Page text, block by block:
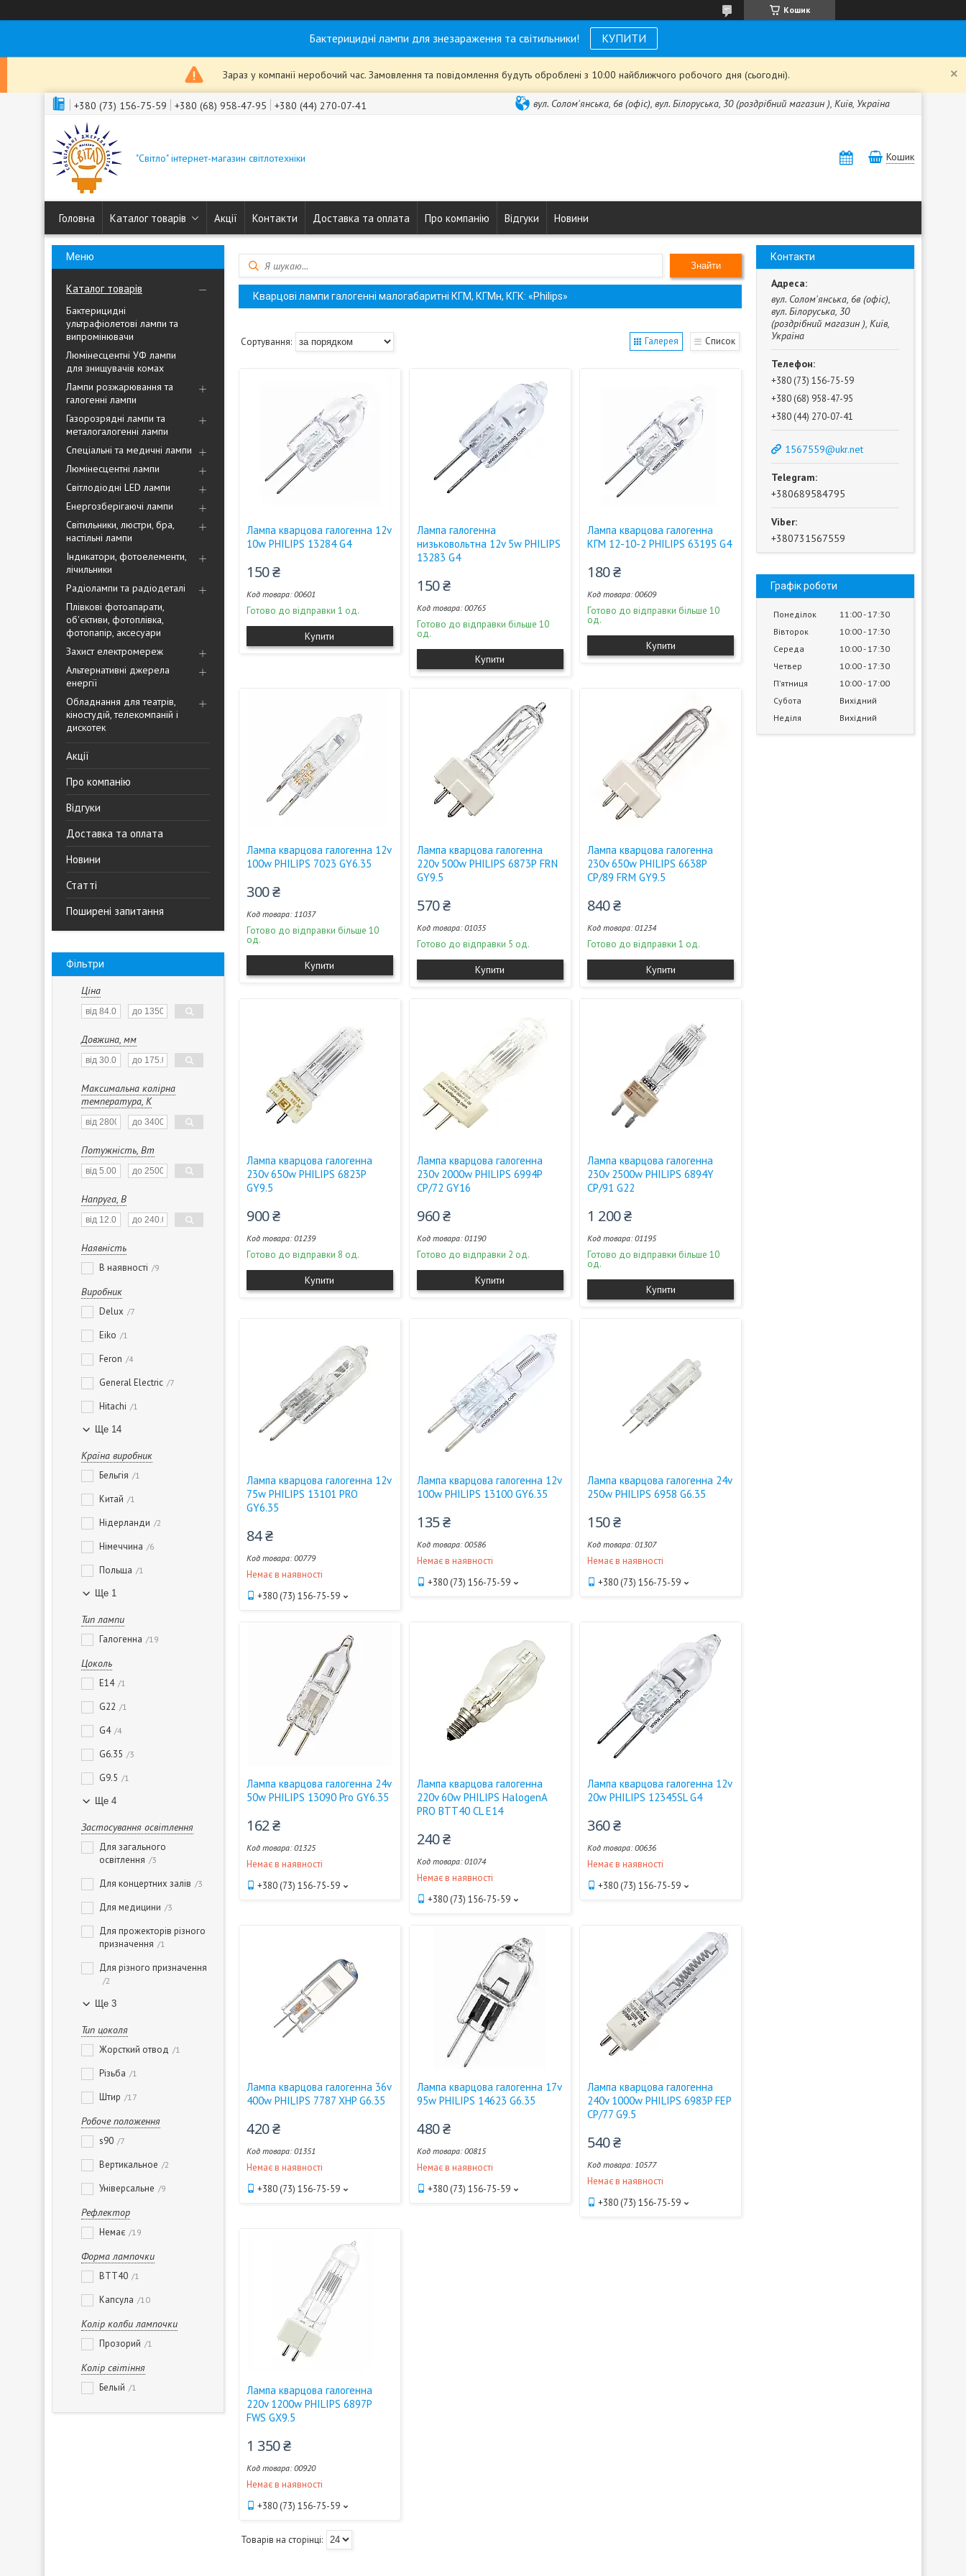
Кошик
Бактерицидні лампи для знезараження та світильники! КУПИТИ
Зараз у компанії неробочий час. Замовлення та повідомлення будуть оброблені з 10:00 найближчого робочого дня (сьогодні).
+380 (73) 156-75-59 +380 (68) 958-47-95 +380 (44) 270-07-41 вул. Солом'янська, 6в (офіс), вул. Білоруська, 30 (роздрібний магазин ), Київ, Україна
"Світло" інтернет-магазин світлотехніки Кошик
Головна Каталог товарів Акції Контакти Доставка та оплата Про компанію Відгуки Новини
Каталог товарів
Бактерицидні
ультрафіолетові лампи та
випромінювачи
Люмінесцентні УФ лампи
для знищувачів комах
Лампи розжарювання та
галогенні лампи
Газорозрядні лампи та
металогалогенні лампи
Спеціальні та медичні лампи
Люмінесцентні лампи
Світлодіодні LED лампи
Енергозберігаючі лампи
Світильники, люстри, бра,
настільні лампи
Індикатори, фотоелементи,
лічильники
Радіолампи та радіодеталі
Плівкові фотоапарати,
об'єктиви, фотоплівка,
фотопапір, аксесуари
Захист електромереж
Альтернативні джерела
енергії
Обладнання для театрів,
кіностудій, телекомпаній і
дискотек
Акції
Про компанію
Відгуки
Доставка та оплата
Новини
Статті
Поширені запитання
Фільтри
Ціна
Довжина, мм
Максимальна колірна
температура, К
Потужність, Вт
Напруга, В
Наявність
В наявності 9
Виробник
Delux 7
Eiko 1
Feron 4
General Electric 7
Hitachi 1
Ще 14
Країна виробник
Бельгія 1
Китай 1
Нідерланди 2
Німеччина 6
Польща 1
Ще 1
Тип лампи
Галогенна 19
Цоколь
E14 1
G22 1
G4 4
G6.35 3
G9.5 1
Ще 4
Застосування освітлення
Для загального
освітлення
3
Для концертних залів 3
Для медицини 3
Для прожекторів різного
призначення
1
Для різного призначення
2
Ще 3
Тип цоколя
Жорсткий отвод 1
Різьба 1
Штир 17
Робоче положення
s90 7
Вертикальное 2
Універсальне 9
Рефлектор
Немає 19
Форма лампочки
BTT40 1
Капсула 10
Колір колби лампочки
Прозорий 1
Колір світіння
Белый 1
Знайти
Кварцові лампи галогенні малогабаритні КГМ, КГМн, КГК: «Philips»
Галерея Список
Лампа кварцова галогенна 12v
10w PHILIPS 13284 G4
150 ₴
00601
Готово до відправки 1 од.
Купити
Лампа галогенна
низьковольтна 12v 5w PHILIPS
13283 G4
150 ₴
00765
Готово до відправки більше 10
од.
Купити
Лампа кварцова галогенна
КГМ 12-10-2 PHILIPS 63195 G4
180 ₴
00609
Готово до відправки більше 10
од.
Купити
Лампа кварцова галогенна 12v
100w PHILIPS 7023 GY6.35
300 ₴
11037
Готово до відправки більше 10
од.
Купити
Лампа кварцова галогенна
220v 500w PHILIPS 6873Р FRN
GY9.5
570 ₴
01035
Готово до відправки 5 од.
Купити
Лампа кварцова галогенна
230v 650w PHILIPS 6638P
CP/89 FRM GY9.5
840 ₴
01234
Готово до відправки 1 од.
Купити
Лампа кварцова галогенна
230v 650w PHILIPS 6823P
GY9.5
900 ₴
01239
Готово до відправки 8 од.
Купити
Лампа кварцова галогенна
230v 2000w PHILIPS 6994Р
CP/72 GY16
960 ₴
01190
Готово до відправки 2 од.
Купити
Лампа кварцова галогенна
230v 2500w PHILIPS 6894Y
CP/91 G22
1 200 ₴
01195
Готово до відправки більше 10
од.
Купити
Лампа кварцова галогенна 12v
75w PHILIPS 13101 PRO
GY6.35
84 ₴
00779
Немає в наявності
+380 (73) 156-75-59
Лампа кварцова галогенна 12v
100w PHILIPS 13100 GY6.35
135 ₴
00586
Немає в наявності
+380 (73) 156-75-59
Лампа кварцова галогенна 24v
250w PHILIPS 6958 G6.35
150 ₴
01307
Немає в наявності
+380 (73) 156-75-59
Лампа кварцова галогенна 24v
50w PHILIPS 13090 Pro GY6.35
162 ₴
01325
Немає в наявності
+380 (73) 156-75-59
Лампа кварцова галогенна
220v 60w PHILIPS HalogenA
PRO BTT40 CL E14
240 ₴
01074
Немає в наявності
+380 (73) 156-75-59
Лампа кварцова галогенна 12v
20w PHILIPS 12345SL G4
360 ₴
00636
Немає в наявності
+380 (73) 156-75-59
Лампа кварцова галогенна 36v
400w PHILIPS 7787 XHP G6.35
420 ₴
01351
Немає в наявності
+380 (73) 156-75-59
Лампа кварцова галогенна 17v
95w PHILIPS 14623 G6.35
480 ₴
00815
Немає в наявності
+380 (73) 156-75-59
Лампа кварцова галогенна
240v 1000w PHILIPS 6983P FEP
CP/77 G9.5
540 ₴
10577
Немає в наявності
+380 (73) 156-75-59
Лампа кварцова галогенна
220v 1200w PHILIPS 6897P
FWS GX9.5
1 350 ₴
00920
Немає в наявності
+380 (73) 156-75-59
Контакти
вул. Солом'янська, 6в (офіс),
вул. Білоруська, 30
(роздрібний магазин ), Київ,
Україна
+380 (73) 156-75-59
+380 (68) 958-47-95
+380 (44) 270-07-41
1567559@ukr.net
+380689584795
+380731567559
Графік роботи
Понеділок 11:00 17:30
Вівторок
10:00 17:30
Середа
10:00 17:30
Четвер
10:00 17:30
Пʼятниця
10:00 17:00
Субота
Вихідний
Неділя
Вихідний